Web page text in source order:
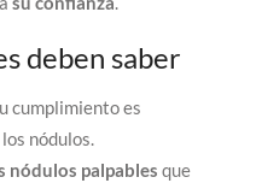
deben saber
cumplimiento es
nódulos.
nódulos palpables que